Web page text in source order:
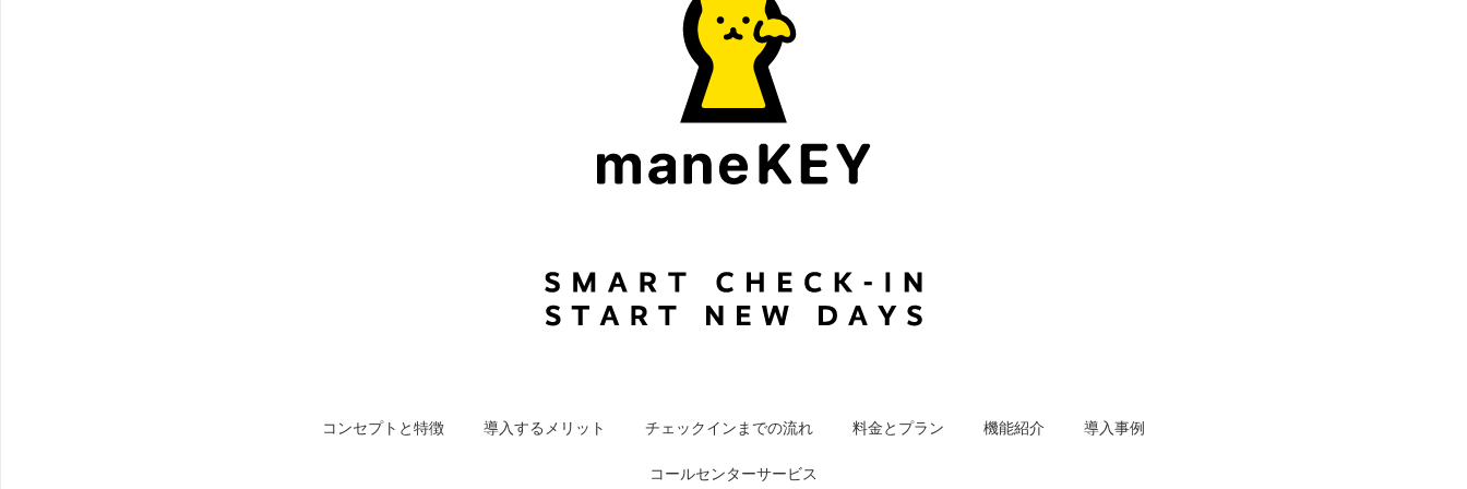
コンセプトと特徴 導入するメリット チェックインまでの流れ 料金とプラン 機能紹介 導入事例
コールセンターサービス